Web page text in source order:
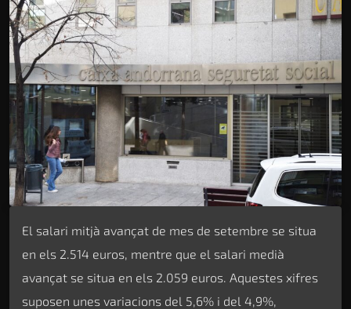
El salari mitjà avançat de mes de setembre se situa
en els 2.514 euros, mentre que el salari medià
avançat se situa en els 2.059 euros. Aquestes xifres
suposen unes variacions del 5,6% i del 4,9%,